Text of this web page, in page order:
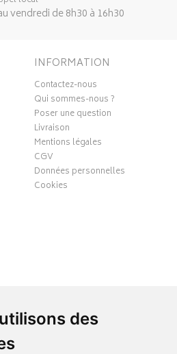
des
vendredi de 8h30 à 16h30
INFORMATION
Contactez-nous
Qui sommes-nous ?
Poser une question
Livraison
Mentions légales
CGV
Données personnelles
Cookies